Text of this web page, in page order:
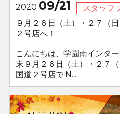
2020 09/21
スタッフ
９月２６日（土）・２７（
２号店へ！
こんにちは、学園南インタ
末９月２６日（土）・２７
国道２号店で N...